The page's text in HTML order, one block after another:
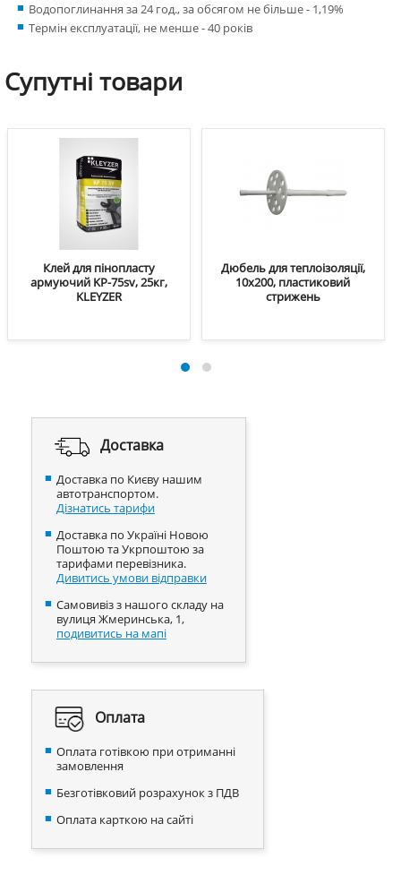
Водопоглинання за 24 год., за обсягом не більше - 1,19%
Термін експлуатації, не менше - 40 років
Супутні товари
Клей для пінопласту
армуючий KP-75sv, 25кг,
KLEYZER
Дюбель для теплоізоляції,
10х200, пластиковий
стрижень
Доставка
Доставка по Києву нашим
автотранспортом.
Дізнатись тарифи
Доставка по Україні Новою
Поштою та Укрпоштою за
тарифами перевізника.
Дивитись умови відправки
Самовивіз з нашого складу на
вулиця Жмеринська, 1,
подивитись на мапі
Оплата
Оплата готівкою при отриманні
замовлення
Безготівковий розрахунок з ПДВ
Оплата карткою на сайті